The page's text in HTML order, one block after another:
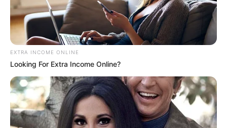
Disney’s Live-Action Simba Was Based On The
Cutest Lion Cub Ever
BRAINBERRIES
EXTRA INCOME ONLINE
Looking For Extra Income Online?